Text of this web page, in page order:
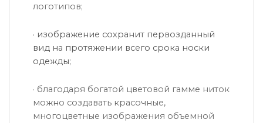
логотипов;
· изображение сохранит первозданный
вид на протяжении всего срока носки
одежды;
· благодаря богатой цветовой гамме ниток
можно создавать красочные,
многоцветные изображения объемной